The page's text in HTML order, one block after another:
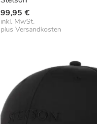
99,95 €
inkl. MwSt.
plusVersandkosten